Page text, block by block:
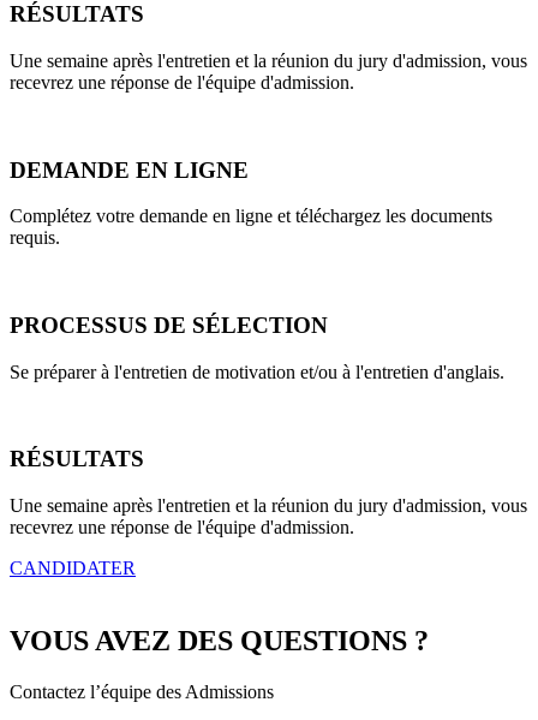
RÉSULTATS
Une semaine après l'entretien et la réunion du jury d'admission, vous
recevrez une réponse de l'équipe d'admission.
DEMANDE EN LIGNE
Complétez votre demande en ligne et téléchargez les documents
requis.
PROCESSUS DE SÉLECTION
Se préparer à l'entretien de motivation et/ou à l'entretien d'anglais.
RÉSULTATS
Une semaine après l'entretien et la réunion du jury d'admission, vous
recevrez une réponse de l'équipe d'admission.
CANDIDATER
VOUS AVEZ DES QUESTIONS ?
Contactez l’équipe des Admissions